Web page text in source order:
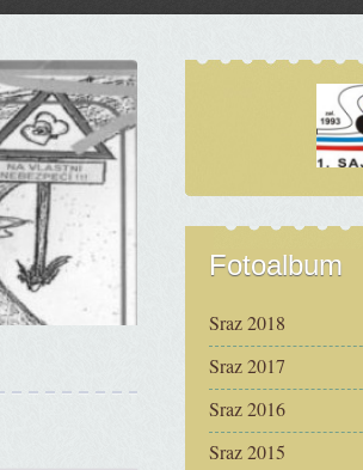
Fotoalbum
Sraz 2018
Sraz 2017
Sraz 2016
Sraz 2015